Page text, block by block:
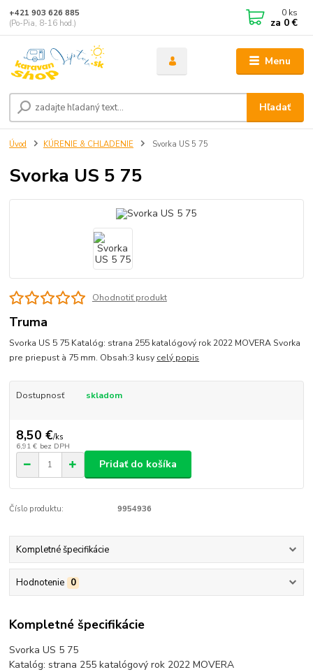
Menu
Hľadať
+421 903 626 885
(Po-Pia, 8-16 hod.)
0 ks
za 0 €
Úvod KÚRENIE & CHLADENIE Svorka US 5 75
Svorka US 5 75
Ohodnotiť produkt
Truma
Svorka US 5 75 Katalóg: strana 255 katalógový rok 2022 MOVERA Svorka
pre priepust à 75 mm. Obsah:3 kusy celý popis
Dostupnosť skladom
8,50 €/ks
6,91 € bez DPH
Pridať do košíka
Číslo produktu: 9954936
Kompletné špecifikácie
Hodnotenie 0
Kompletné špecifikácie
Svorka US 5 75
Katalóg: strana 255 katalógový rok 2022 MOVERA